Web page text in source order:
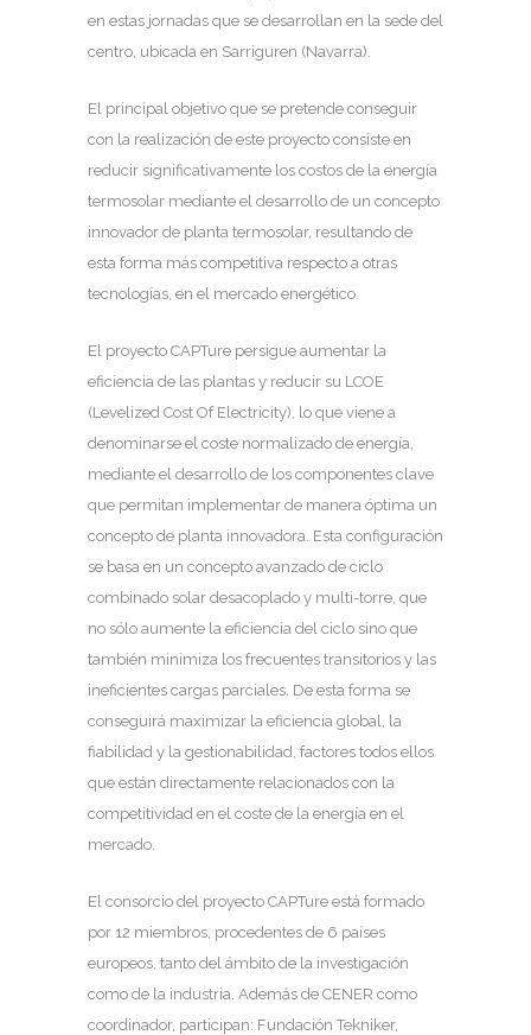
en estas jornadas que se desarrollan en la sede del
centro, ubicada en Sarriguren (Navarra).
El principal objetivo que se pretende conseguir
con la realización de este proyecto consiste en
reducir significativamente los costos de la energía
termosolar mediante el desarrollo de un concepto
innovador de planta termosolar, resultando de
esta forma más competitiva respecto a otras
tecnologías, en el mercado energético.
El proyecto CAPTure persigue aumentar la
eficiencia de las plantas y reducir su LCOE
(Levelized Cost Of Electricity), lo que viene a
denominarse el coste normalizado de energía,
mediante el desarrollo de los componentes clave
que permitan implementar de manera óptima un
concepto de planta innovadora. Esta configuración
se basa en un concepto avanzado de ciclo
combinado solar desacoplado y multi-torre, que
no sólo aumente la eficiencia del ciclo sino que
también minimiza los frecuentes transitorios y las
ineficientes cargas parciales. De esta forma se
conseguirá maximizar la eficiencia global, la
fiabilidad y la gestionabilidad, factores todos ellos
que están directamente relacionados con la
competitividad en el coste de la energía en el
mercado.
El consorcio del proyecto CAPTure está formado
por 12 miembros, procedentes de 6 países
europeos, tanto del ámbito de la investigación
como de la industria. Además de CENER como
coordinador, participan: Fundación Tekniker,